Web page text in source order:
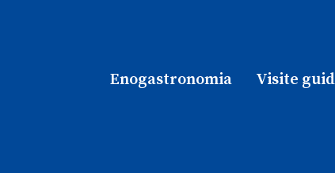
Enogastronomia Visite